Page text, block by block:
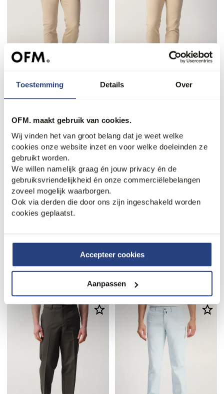
Toestemming Details Over
OFM. maakt gebruik van cookies.
Wij vinden het van groot belang dat je weet welke
cookies onze website inzet en voor welke doeleinden ze
gebruikt worden.
We willen namelijk graag én jouw privacy én de
gebruiksvriendelijkheid én onze commerciëlebelangen
zoveel mogelijk waarborgen.
Ook via derden die door ons zijn ingeschakeld worden
cookies geplaatst.
Accepteer cookies
Aanpassen
50% korting
Pierre Cardin Lyon 5-
99,99
49,95
Pierre Cardin Castres
49,95
Pierre Cardin Limoux Jeans
50% korting
Pierre Cardin Calais Chino
99,99
49,95